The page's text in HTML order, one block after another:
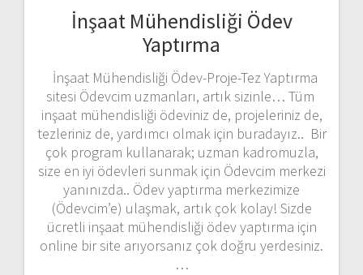
İnşaat Mühendisliği Ödev
Yaptırma
İnşaat Mühendisliği Ödev-Proje-Tez Yaptırma
sitesi Ödevcim uzmanları, artık sizinle… Tüm
inşaat mühendisliği ödeviniz de, projeleriniz de,
tezleriniz de, yardımcı olmak için buradayız.. Bir
çok program kullanarak; uzman kadromuzla,
size en iyi ödevleri sunmak için Ödevcim merkezi
yanınızda.. Ödev yaptırma merkezimize
(Ödevcim’e) ulaşmak, artık çok kolay! Sizde
ücretli inşaat mühendisliği ödev yaptırma için
online bir site arıyorsanız çok doğru yerdesiniz.
…